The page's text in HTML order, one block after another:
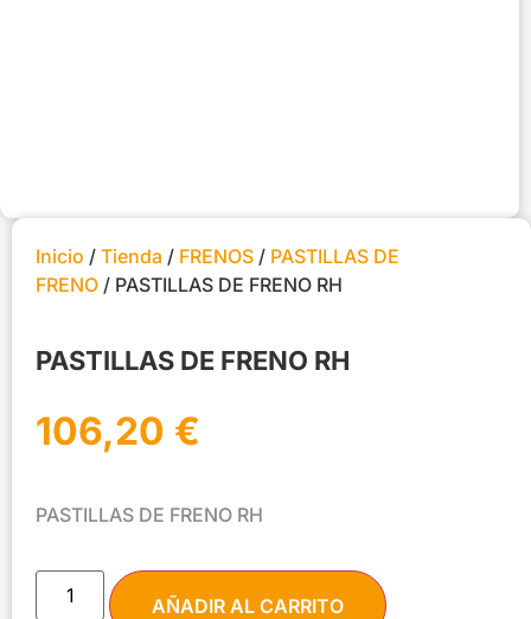
Inicio / Tienda / FRENOS / PASTILLAS DE
FRENO / PASTILLAS DE FRENO RH
PASTILLAS DE FRENO RH
106,20 €
PASTILLAS DE FRENO RH
AÑADIR AL CARRITO